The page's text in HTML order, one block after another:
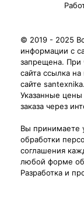
© 2019 - 2025
информации с
запрещена. При
сайта ссылка
сайте
Указанные
заказа через
Вы принимаете
обработки
соглашения
любой форме
Разработка и